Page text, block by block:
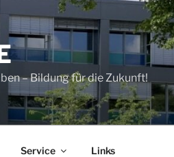
– Bildung für die Zukunft!
Service Links